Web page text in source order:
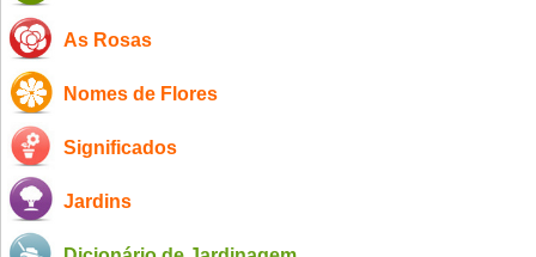
As Rosas
Nomes de Flores
Significados
Jardins